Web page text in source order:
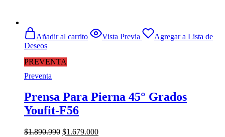
PREVENTA
Añadir al carrito Vista Previa
Agregar a Lista de
Deseos
Preventa
Prensa Para Pierna 45° Grados
Youfit-F56
$1.890.990 El
$1.679.000El